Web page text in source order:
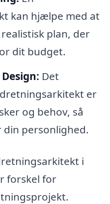
kan hjælpe med at
plan, der
dit budget.
Det
er
og behov, så
din personlighed.
i
forskel for